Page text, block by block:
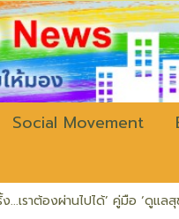
Social Movement
...เราต้องผ่านไปได้’ คู่มือ ‘ดูแล